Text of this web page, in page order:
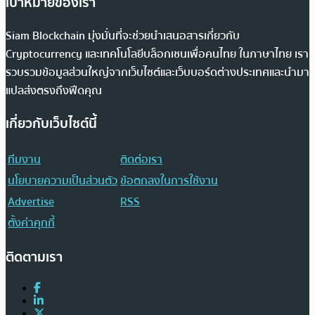
Siam Blockchain มุ่งมั่นที่จะช่วยนำเสนอสารเกี่ยวกับ
Cryptocurrency และเทคโนโลยีบล็อกเชนเพื่อคนไทย ในภาษาไทย เรา
รวบรวมข้อมูลส่วนใหญ่จากเว็บไซต์และเว็บบอร์ดต่างประเทศและนำมา
แปลส่งตรงถึงฟีดคุณ
เกี่ยวกับเว็บไซต์นี้
ทีมงาน
ติดต่อเรา
นโยบายความเป็นส่วนตัวข้อตกลงในการใช้งาน
Advertise
RSS
ตั้งค่าคุกกี้
ติดตามเรา